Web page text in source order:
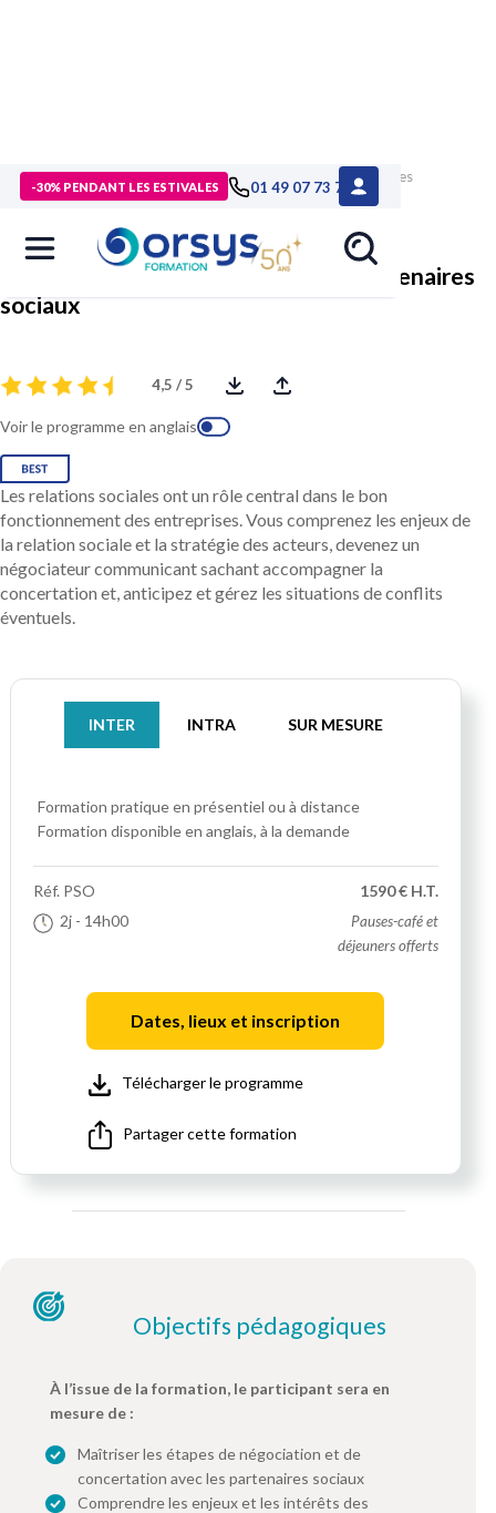
-30% PENDANT LES ESTIVALES 01 49 07 73 73
> Formations>Compétences métiers
Formation Réussir ses
négociations avec les partenaires sociaux
Réussir ses négociations avec les partenaires
sociaux
4,5 / 5
Voir le programme en anglais
Les relations sociales ont un rôle central dans le bon
fonctionnement des entreprises. Vous comprenez les enjeux de
la relation sociale et la stratégie des acteurs, devenez un
négociateur communicant sachant accompagner la
concertation et, anticipez et gérez les situations de conflits
éventuels.
INTER INTRA SUR MESURE
Formation pratique en présentiel ou à distance
Formation disponible en anglais, à la demande
Réf. PSO
2j - 14h00
1590 € H.T.
Pauses-café et
déjeuners offerts
Dates, lieux et inscription
Télécharger le programme
Partager cette formation
Objectifs pédagogiques
À l’issue de la formation, le participant sera en
mesure de :
Maîtriser les étapes de négociation et de
concertation avec les partenaires sociaux
Comprendre les enjeux et les intérêts des